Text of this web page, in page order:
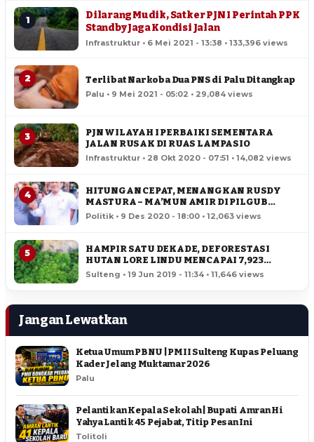
1
Dilarang Mudik, Satker PJN I Perintah PPK
Standby Jaga Kondisi Jalan
Infrastruktur • 6 Mei 2021 - 13:38 • 133,396 views
2 Terlibat Narkoba Dua PNS di Palu Ditangkap
Palu • 9 Mei 2021 - 05:02 • 29,084 views
3
PJN WILAYAH I PERBAIKI SEMENTARA
JALAN RUSAK DI RUAS LAMPASIO
Infrastruktur • 28 Okt 2020 - 07:51 • 14,082 views
4
HITUNGAN CEPAT, MENANGKAN RUSDY
MASTURA – MA’MUN AMIR DI PILGUB
SULTENG
Politik • 9 Des 2020 - 18:00 • 12,063 views
5
HAMPIR SATU DEKADE, DEFORESTASI
HUTAN LORE LINDU MENCAPAI 7,923
HEKTAR
Sulteng • 19 Jun 2019 - 11:34 • 11,646 views
Jangan Lewatkan
Ketua Umum PBNU | PMII Sulteng Kupas Peluang
Kader Jelang Muktamar 2026
Palu
Pelantikan Kepala Sekolah | Bupati Amran Hi
Yahya Lantik 45 Pejabat, Titip Pesan Ini
Tolitoli